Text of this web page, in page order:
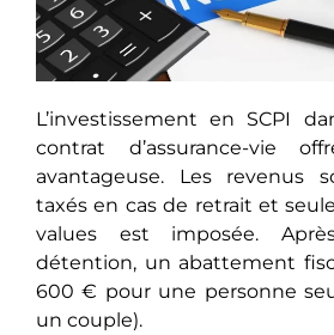
L’investissement en SCPI
contrat d’assurance-vie
avantageuse. Les revenus
taxés en cas de retrait et
values est imposée.
détention, un abattement
600 € pour une personne
un couple).